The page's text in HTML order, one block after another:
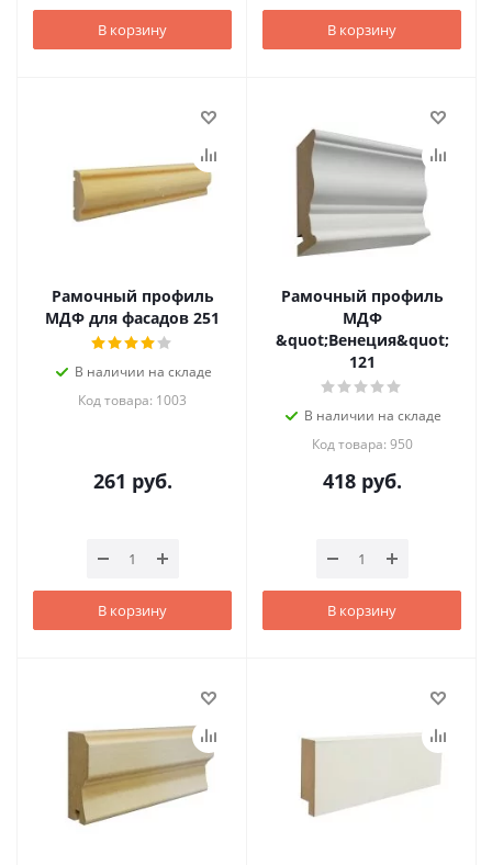
В корзину В корзину
Рамочный профиль
МДФ для фасадов 251
В наличии на складе
Код товара: 1003
261 руб.
В корзину
Рамочный профиль
МДФ
&quot;Венеция&quot;
121
В наличии на складе
Код товара: 950
418руб.
В корзину